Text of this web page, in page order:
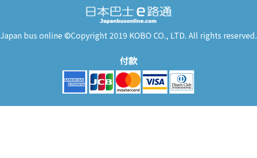
Japan bus online ©Copyright 2019 KOBO CO., LTD. All rights reserved.
付款